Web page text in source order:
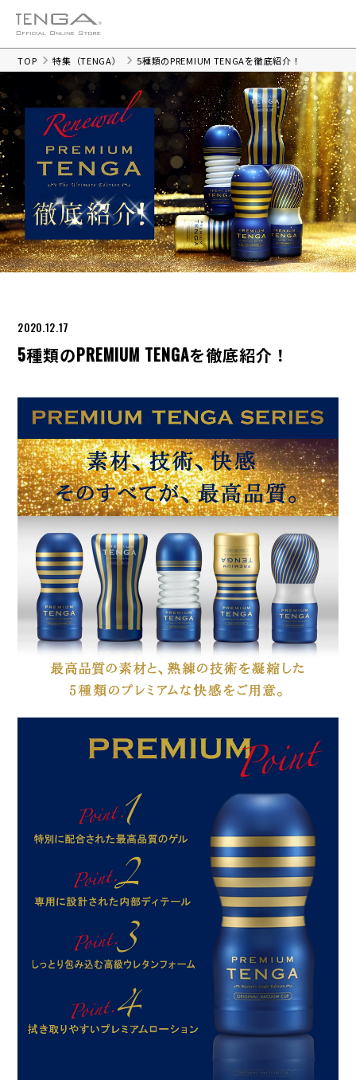
TOP 特集（TENGA） 5種類のPREMIUM TENGAを徹底紹介！
2020.12.17
5種類のPREMIUM TENGAを徹底紹介！